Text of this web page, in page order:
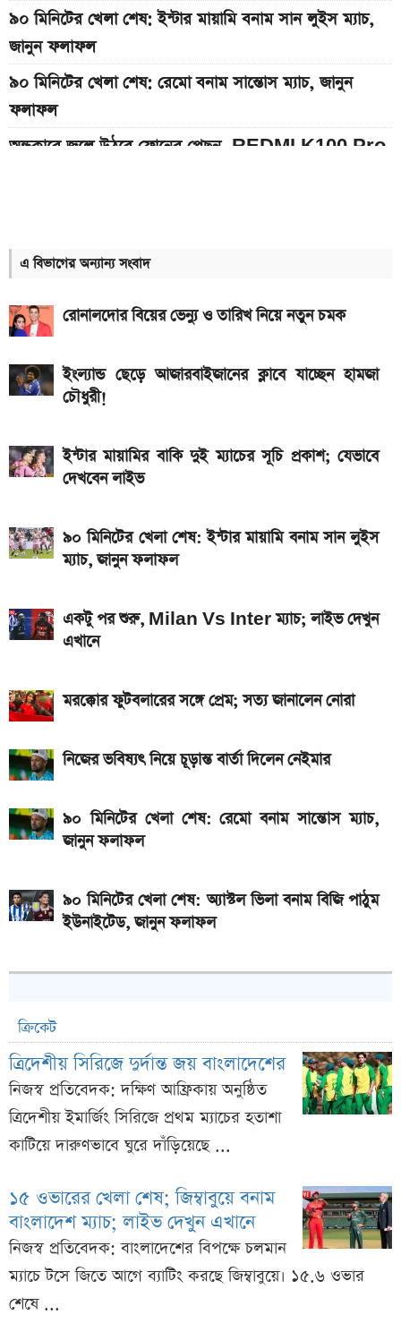
৯০ মিনিটের খেলা শেষ: ইন্টার মায়ামি বনাম সান লুইস ম্যাচ,
জানুন ফলাফল
৯০ মিনিটের খেলা শেষ: রেমো বনাম সান্তোস ম্যাচ, জানুন
ফলাফল
অন্ধকারে জ্বলে উঠবে ফোনের পেছন, REDMI K100 Pro
১২ আগস্ট আসছে Realme 16x 5G, ৭,০০০mAh
ব্যাটারিসহ সম্ভাব্য দাম
৮০০০ mAh ব্যাটারি সহ আসছে Redmi Note 17 5G,
দাম কত?
একটু পর শুরু, Milan Vs Inter ম্যাচ; লাইভ দেখুন এখানে
একটু পর শুরু, চেলসি ও জুভেন্টাস ম্যাচ; লাইভ দেখুন এখানে
ইন্টার মায়ামির বাকি দুই ম্যাচের সূচি প্রকাশ; যেভাবে দেখবেন
লাইভ
আজকের সকল দেশের টাকার রেট: ০৫ আগস্ট ২০২৬
এ বিভাগের অন্যান্য সংবাদ
রোনালদোর বিয়ের ভেন্যু ও তারিখ নিয়ে নতুন চমক
ইংল্যান্ড ছেড়ে আজারবাইজানের ক্লাবে যাচ্ছেন হামজা
চৌধুরী!
ইন্টার মায়ামির বাকি দুই ম্যাচের সূচি প্রকাশ; যেভাবে
দেখবেন লাইভ
৯০ মিনিটের খেলা শেষ: ইন্টার মায়ামি বনাম সান লুইস
ম্যাচ, জানুন ফলাফল
একটু পর শুরু, Milan Vs Inter ম্যাচ; লাইভ দেখুন
এখানে
মরক্কোর ফুটবলারের সঙ্গে প্রেম; সত্য জানালেন নোরা
নিজের ভবিষ্যৎ নিয়ে চূড়ান্ত বার্তা দিলেন নেইমার
৯০ মিনিটের খেলা শেষ: রেমো বনাম সান্তোস ম্যাচ,
জানুন ফলাফল
৯০ মিনিটের খেলা শেষ: অ্যাস্টল ভিলা বনাম বিজি পাঠুম
ইউনাইটেড, জানুন ফলাফল
ক্রিকেট
ত্রিদেশীয় সিরিজে দুর্দান্ত জয় বাংলাদেশের
নিজস্ব প্রতিবেদক: দক্ষিণ আফ্রিকায় অনুষ্ঠিত
ত্রিদেশীয় ইমার্জিং সিরিজে প্রথম ম্যাচের হতাশা
কাটিয়ে দারুণভাবে ঘুরে দাঁড়িয়েছে ...
১৫ ওভারের খেলা শেষ; জিম্বাবুয়ে বনাম
বাংলাদেশ ম্যাচ; লাইভ দেখুন এখানে
নিজস্ব প্রতিবেদক: বাংলাদেশের বিপক্ষে চলমান
ম্যাচে টসে জিতে আগে ব্যাটিং করছে জিম্বাবুয়ে। ১৫.৬ ওভার
শেষে ...